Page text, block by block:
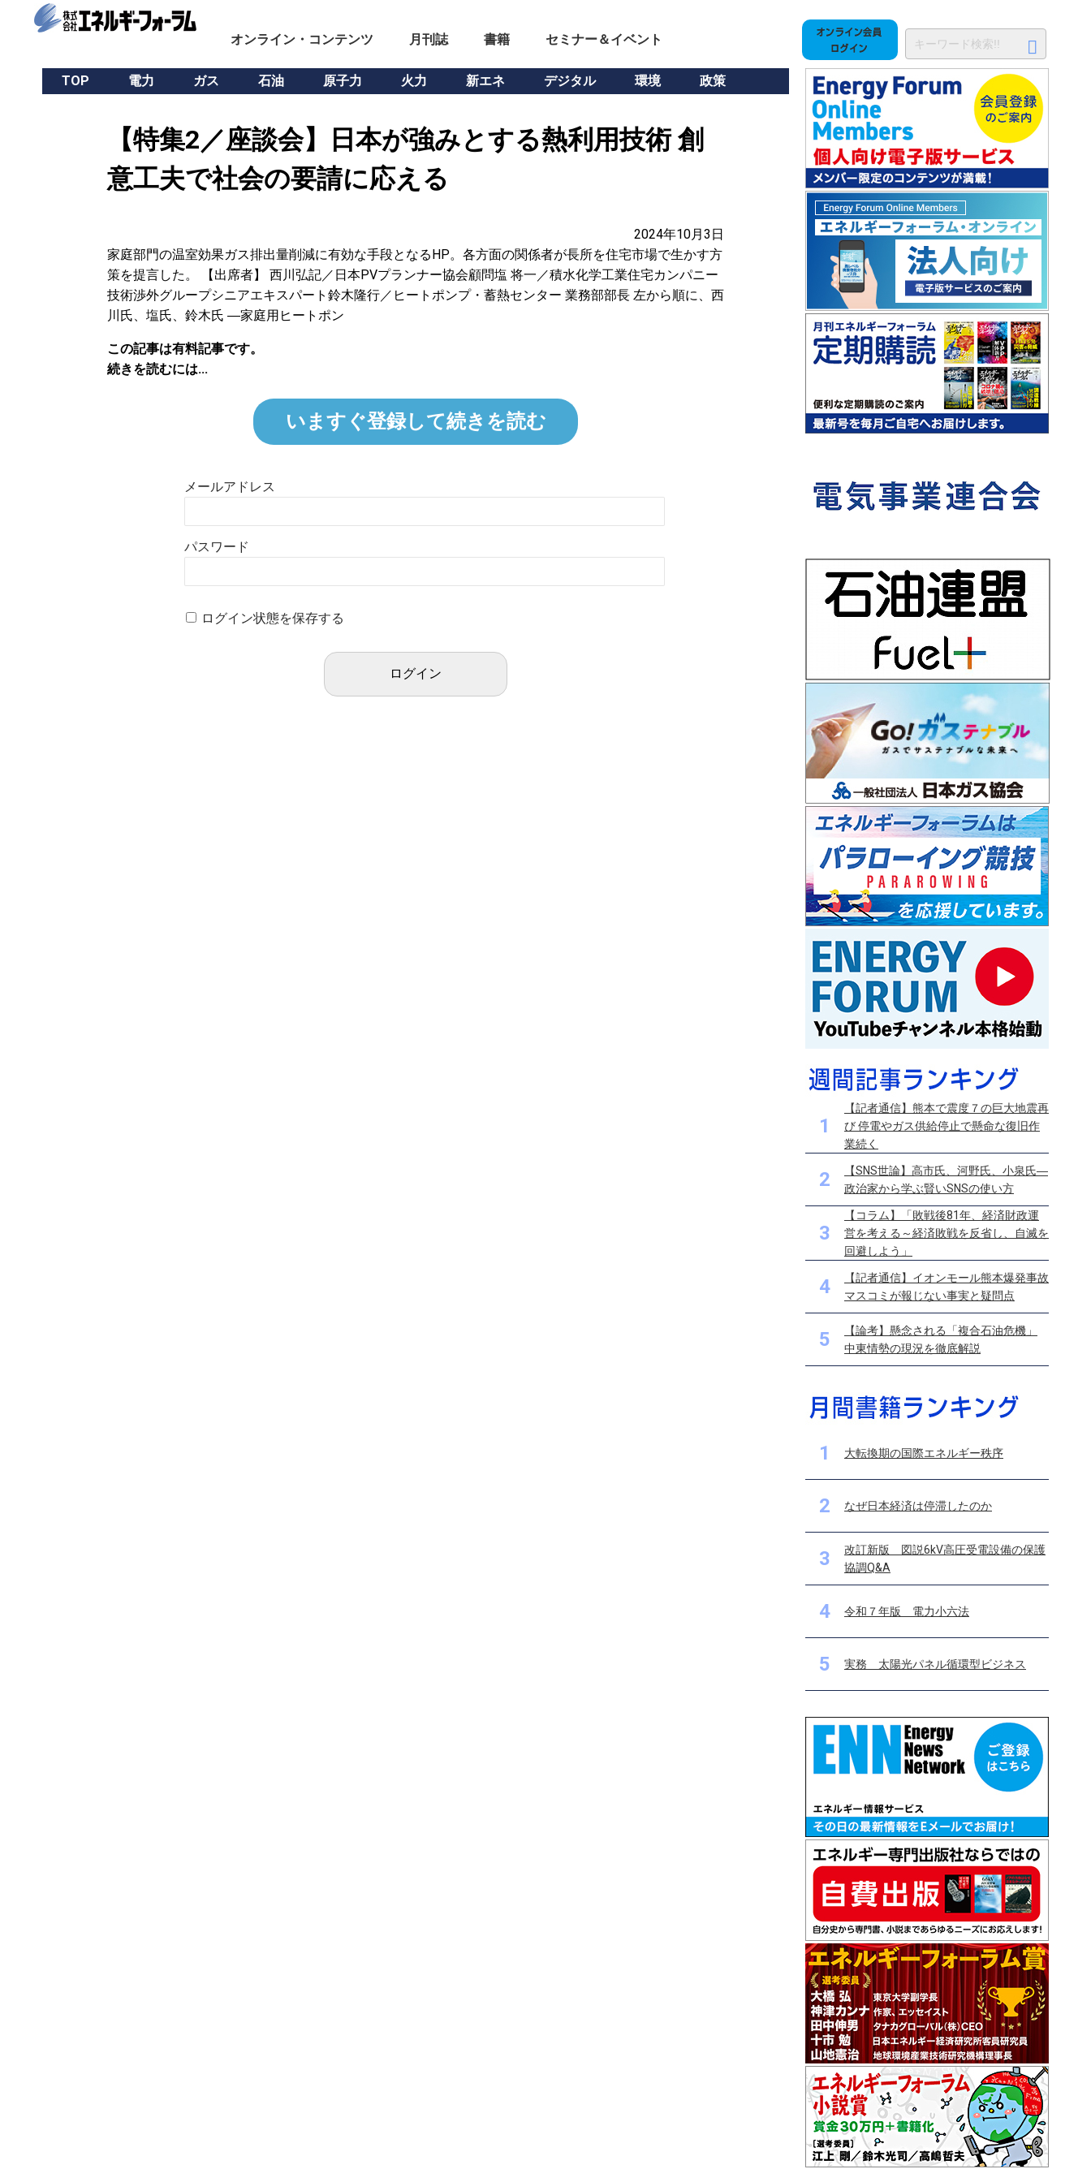
オンライン・コンテンツ 月刊誌 書籍 セミナー＆イベント
TOP 電力 ガス 石油 原子力 火力 新エネ デジタル 環境 政策
【特集2／座談会】日本が強みとする熱利用技術 創
意工夫で社会の要請に応える
2024年10月3日
家庭部門の温室効果ガス排出量削減に有効な手段となるHP。各方面の関係者が長所を住宅市場で生かす方
策を提言した。 【出席者】 西川弘記／日本PVプランナー協会顧問塩 将一／積水化学工業住宅カンパニー
技術渉外グループシニアエキスパート鈴木隆行／ヒートポンプ・蓄熱センター 業務部部長 左から順に、西
川氏、塩氏、鈴木氏 ―家庭用ヒートポン
この記事は有料記事です。
続きを読むには...
いますぐ登録して続きを読む
メールアドレス
パスワード
ログイン状態を保存する
1
【記者通信】熊本で震度７の巨大地震再
び 停電やガス供給停止で懸命な復旧作
業続く
2
【SNS世論】高市氏、河野氏、小泉氏―
政治家から学ぶ賢いSNSの使い方
3
【コラム】「敗戦後81年、経済財政運
営を考える～経済敗戦を反省し、自滅を
回避しよう」
4
【記者通信】イオンモール熊本爆発事故
マスコミが報じない事実と疑問点
5
【論考】懸念される「複合石油危機」
中東情勢の現況を徹底解説
1 大転換期の国際エネルギー秩序
2 なぜ日本経済は停滞したのか
3
改訂新版 図説6kV高圧受電設備の保護
協調Q&A
4 令和７年版 電力小六法
5 実務 太陽光パネル循環型ビジネス